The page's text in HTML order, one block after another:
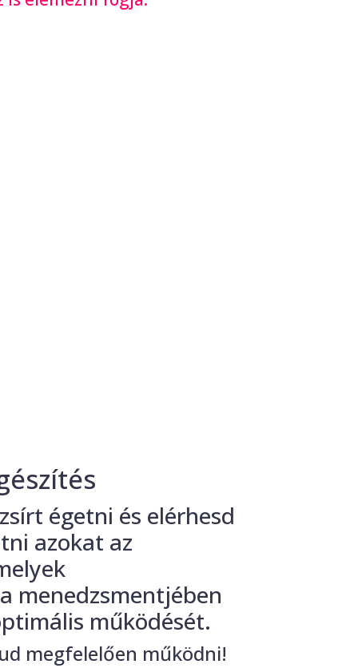
égetni és elérhesd
azokat az
menedzsmentjében
működését.
megfelelően működni!